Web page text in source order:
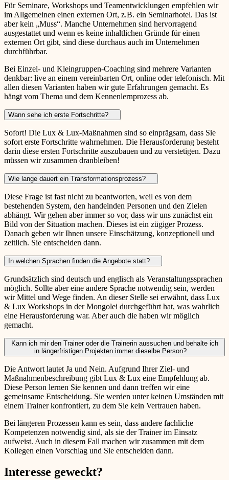
Für Seminare, Workshops und Teamentwicklungen empfehlen wir
im Allgemeinen einen externen Ort, z.B. ein Seminarhotel. Das ist
aber kein „Muss“. Manche Unternehmen sind hervorragend
ausgestattet und wenn es keine inhaltlichen Gründe für einen
externen Ort gibt, sind diese durchaus auch im Unternehmen
durchführbar.
Bei Einzel- und Kleingruppen-Coaching sind mehrere Varianten
denkbar: live an einem vereinbarten Ort, online oder telefonisch. Mit
allen diesen Varianten haben wir gute Erfahrungen gemacht. Es
hängt vom Thema und dem Kennenlernprozess ab.
Wann sehe ich erste Fortschritte?
Sofort! Die Lux & Lux-Maßnahmen sind so einprägsam, dass Sie
sofort erste Fortschritte wahrnehmen. Die Herausforderung besteht
darin diese ersten Fortschritte auszubauen und zu verstetigen. Dazu
müssen wir zusammen dranbleiben!
Wie lange dauert ein Transformationsprozess?
Diese Frage ist fast nicht zu beantworten, weil es von dem
bestehenden System, den handelnden Personen und den Zielen
abhängt. Wir gehen aber immer so vor, dass wir uns zunächst ein
Bild von der Situation machen. Dieses ist ein zügiger Prozess.
Danach geben wir Ihnen unsere Einschätzung, konzeptionell und
zeitlich. Sie entscheiden dann.
In welchen Sprachen finden die Angebote statt?
Grundsätzlich sind deutsch und englisch als Veranstaltungssprachen
möglich. Sollte aber eine andere Sprache notwendig sein, werden
wir Mittel und Wege finden. An dieser Stelle sei erwähnt, dass Lux
& Lux Workshops in der Mongolei durchgeführt hat, was wahrlich
eine Herausforderung war. Aber auch die haben wir möglich
gemacht.
Kann ich mir den Trainer oder die Trainerin aussuchen und behalte ich
in längerfristigen Projekten immer dieselbe Person?
Die Antwort lautet Ja und Nein. Aufgrund Ihrer Ziel- und
Maßnahmenbeschreibung gibt Lux & Lux eine Empfehlung ab.
Diese Person lernen Sie kennen und dann treffen wir eine
gemeinsame Entscheidung. Sie werden unter keinen Umständen mit
einem Trainer konfrontiert, zu dem Sie kein Vertrauen haben.
Bei längeren Prozessen kann es sein, dass andere fachliche
Kompetenzen notwendig sind, als sie der Trainer im Einsatz
aufweist. Auch in diesem Fall machen wir zusammen mit dem
Kollegen einen Vorschlag und Sie entscheiden dann.
Interesse geweckt?